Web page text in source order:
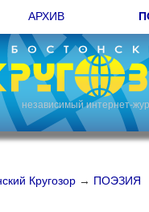
АРХИВ
независимый интернет-
Кругозор → ПОЭЗИЯ